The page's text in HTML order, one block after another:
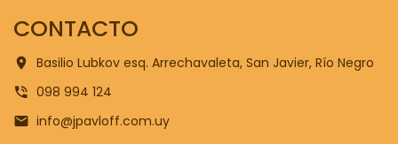
CONTACTO
Basilio Lubkov esq. Arrechavaleta, San Javier, Río Negro
098 994 124
info@jpavloff.com.uy